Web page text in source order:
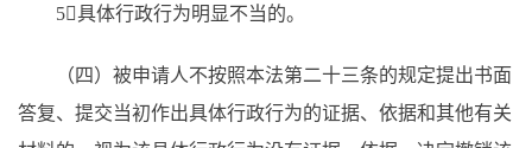
5具体行政行为明显不当的。
（四）被申请人不按照本法第二十三条的规定提出书面
答复、提交当初作出具体行政行为的证据、依据和其他有关